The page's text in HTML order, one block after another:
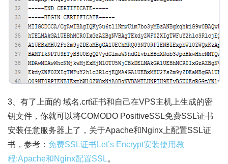
3、有了上面的 域名.crt证书和自己在VPS主机上生成的密
钥文件，你就可以将COMODO PositiveSSL免费SSL证书
安装任意服务器上了，关于Apache和Nginx上配置SSL证
书，参考： 免费SSL证书Let’s Encrypt安装使用教
程:Apache和Nginx配置SSL。